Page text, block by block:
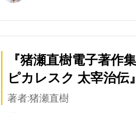
『猪瀬直樹電子著作
ピカレスク 太宰治伝
著者:猪瀬直樹